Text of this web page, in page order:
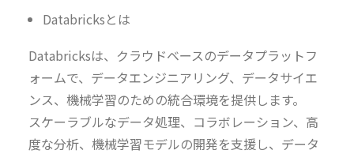
Databricksとは
Databricksは、クラウドベースのデータプラットフ
ォームで、データエンジニアリング、データサイエ
ンス、機械学習のための統合環境を提供します。
スケーラブルなデータ処理、コラボレーション、高
度な分析、機械学習モデルの開発を支援し、データ